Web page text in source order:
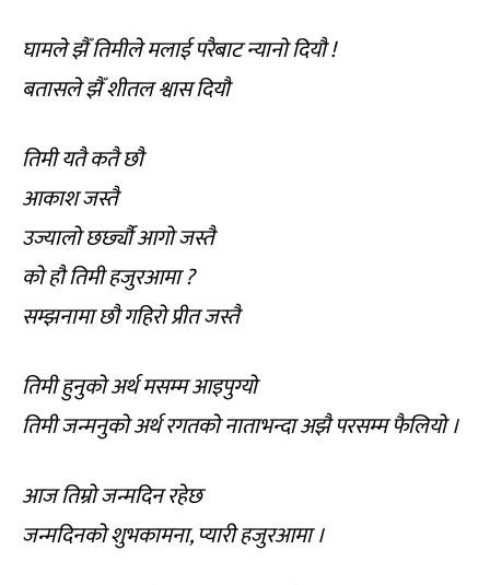
घामले झैँ तिमीले मलाई परैबाट न्यानो दियौ !
बतासले झैँ शीतल श्वास दियौ
तिमी यतै कतै छौ
आकाश जस्तै
उज्यालो छर्छ्यौ आगो जस्तै
को हौ तिमी हजुरआमा ?
सम्झनामा छौ गहिरो प्रीत जस्तै
तिमी हुनुको अर्थ मसम्म आइपुग्यो
तिमी जन्मनुको अर्थ रगतको नाताभन्दा अझै परसम्म फैलियो ।
आज तिम्रो जन्मदिन रहेछ
जन्मदिनको शुभकामना, प्यारी हजुरआमा ।